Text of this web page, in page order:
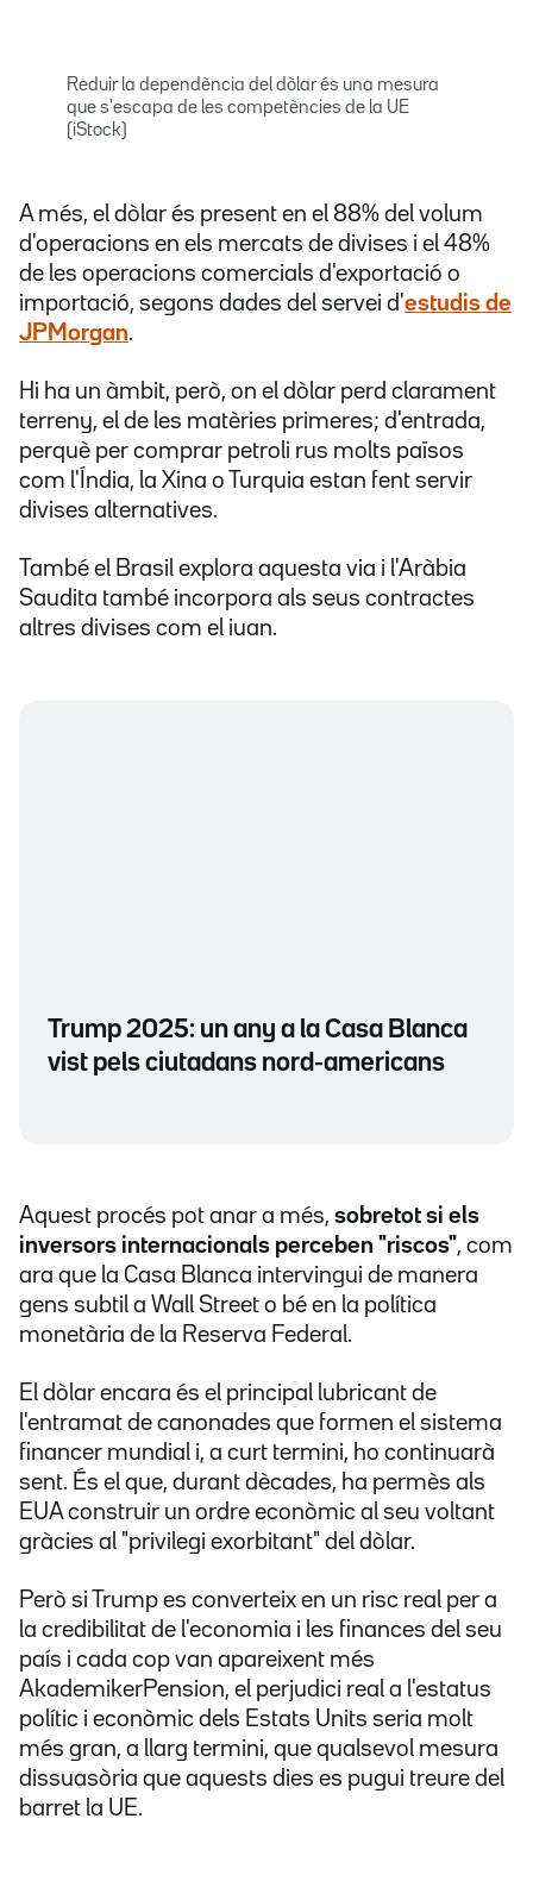
Reduir la dependència del dòlar és una mesura
que s'escapa de les competències de la UE
(iStock)
A més, el dòlar és present en el 88% del volum
d'operacions en els mercats de divises i el 48%
de les operacions comercials d'exportació o
importació, segons dades del servei d'estudis de
JPMorgan.
Hi ha un àmbit, però, on el dòlar perd clarament
terreny, el de les matèries primeres; d'entrada,
perquè per comprar petroli rus molts països
com l'Índia, la Xina o Turquia estan fent servir
divises alternatives.
També el Brasil explora aquesta via i l'Aràbia
Saudita també incorpora als seus contractes
altres divises com el iuan.
Trump 2025: un any a la Casa Blanca
vist pels ciutadans nord-americans
Aquest procés pot anar a més, sobretot si els
inversors internacionals perceben "riscos", com
ara que la Casa Blanca intervingui de manera
gens subtil a Wall Street o bé en la política
monetària de la Reserva Federal.
El dòlar encara és el principal lubricant de
l'entramat de canonades que formen el sistema
financer mundial i, a curt termini, ho continuarà
sent. És el que, durant dècades, ha permès als
EUA construir un ordre econòmic al seu voltant
gràcies al "privilegi exorbitant" del dòlar.
Però si Trump es converteix en un risc real per a
la credibilitat de l'economia i les finances del seu
país i cada cop van apareixent més
AkademikerPension, el perjudici real a l'estatus
polític i econòmic dels Estats Units seria molt
més gran, a llarg termini, que qualsevol mesura
dissuasòria que aquests dies es pugui treure del
barret la UE.